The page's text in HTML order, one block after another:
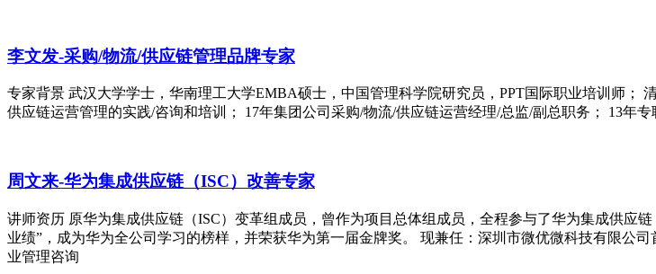
李文发-采购/物流/供应链管理品牌专家
专家背景 武汉大学学士，华南理工大学EMBA硕士，中国管理科学院研究员，PPT国际职业培训师；
供应链运营管理的实践/咨询和培训； 17年集团公司采购/物流/供应链运营经理/总监/副总职务； 13年
周文来-华为集成供应链（ISC）改善专家
讲师资历 原华为集成供应链（ISC）变革组成员，曾作为项目总体组成员，全程参与了华为集成供应
业绩”，成为华为全公司学习的榜样，并荣获华为第一届金牌奖。 现兼任：深圳市微优微科技有限公
业管理咨询